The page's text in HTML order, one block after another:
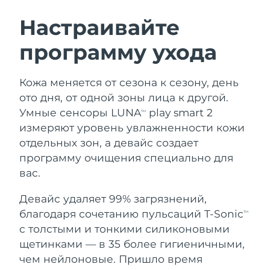
Настраивайте
программу ухода
Кожа меняется от сезона к сезону, день
ото дня, от одной зоны лица к другой.
Умные сенсоры LUNATM
play smart 2
измеряют уровень увлажненности кожи
отдельных зон, а девайс создает
программу очищения специально для
вас.
Девайс удаляет 99% загрязнений,
благодаря сочетанию пульсаций T-SonicTM
с толстыми и тонкими силиконовыми
щетинками — в 35 более гигиеничными,
чем нейлоновые. Пришло время
LUNA™ 4 набор
Anti-aging massage
LUNA™ 4 Plus
LUNA™ 4 Men
For men, anti-aging massage
BEAR™ 2 набор
Microcurrent toning
BEAR™ 2 go
BEAR™ 2 eyes & lips
Microcurrent line smoothing device
Увлажнение
UFO™ 3 набор
UFO™ 3 LED
Near-infrared and red light therapy
device
Забота о полости рта
issa™ 4
issa™ 4 plus
Smart hybrid silicone sonic toothbrush
Омоложение LED-процедуры
NEW
Австралия
Ожидаемая дата доставки
Ожидаемая дата доставки
8/9/26
Бахрейн
Ожидаемая дата доставки
8/10/26
Бельгия
Ожидаемая дата доставки
Бермудские о-ва
Ожидаемая дата доставки
Босния и
Герцеговина
Ожидаемая дата доставки
8/12/26